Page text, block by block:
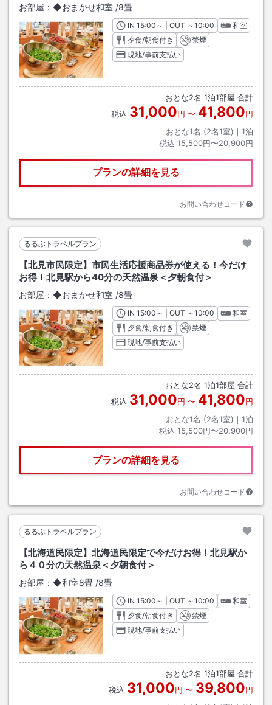
お部屋： ◆おまかせ和室 /8畳
INチェックイン
15:00 ～ | OUT チェックアウト
～10:00
和室
夕食/朝食付き
禁煙
現地/事前支払い
おとな2名 1泊1部屋 合計
税込 31,000円 〜 41,800円
おとな1名 (2名1室)｜ 1泊
税込 15,500円〜20,900円
プランの詳細を見る
お問い合わせコード
るるぶトラベルプラン
【北見市民限定】市民生活応援商品券が使える！今だけ
お得！北見駅から40分の天然温泉＜夕朝食付＞
お部屋： ◆おまかせ和室 /8畳
INチェックイン
15:00 ～ | OUT チェックアウト
～10:00
和室
夕食/朝食付き
禁煙
現地/事前支払い
おとな2名 1泊1部屋 合計
税込 31,000円 〜 41,800円
おとな1名 (2名1室)｜ 1泊
税込 15,500円〜20,900円
プランの詳細を見る
お問い合わせコード
るるぶトラベルプラン
【北海道民限定】北海道民限定で今だけお得！北見駅か
ら４０分の天然温泉＜夕朝食付＞
お部屋： ◆和室8畳 /8畳
INチェックイン
15:00 ～ | OUT チェックアウト
～10:00
和室
夕食/朝食付き
禁煙
現地/事前支払い
おとな2名 1泊1部屋 合計
税込 31,000円 〜 39,800円